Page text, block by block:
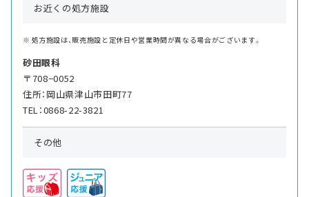
お近くの処方施設
処方施設は、販売施設と定休日や営業時間が異なる場合がございます。
砂田眼科
〒708−0052
住所：岡山県津山市田町77
TEL：0868-22-3821
その他